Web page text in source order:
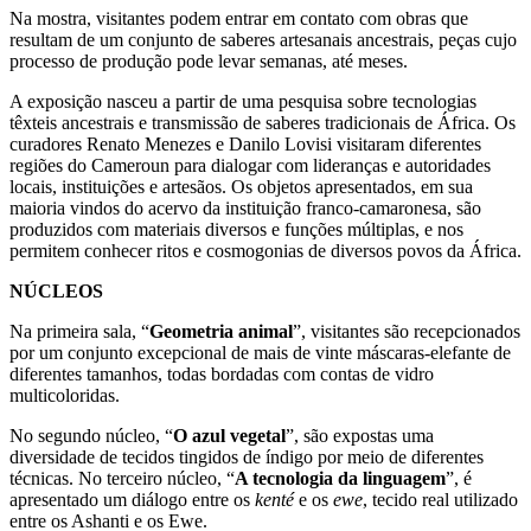
Na mostra, visitantes podem entrar em contato com obras que
resultam de um conjunto de saberes artesanais ancestrais, peças cujo
processo de produção pode levar semanas, até meses.
A exposição nasceu a partir de uma pesquisa sobre tecnologias
têxteis ancestrais e transmissão de saberes tradicionais de África. Os
curadores Renato Menezes e Danilo Lovisi visitaram diferentes
regiões do Cameroun para dialogar com lideranças e autoridades
locais, instituições e artesãos. Os objetos apresentados, em sua
maioria vindos do acervo da instituição franco-camaronesa, são
produzidos com materiais diversos e funções múltiplas, e nos
permitem conhecer ritos e cosmogonias de diversos povos da África.
NÚCLEOS
Na primeira sala, “Geometria animal”, visitantes são recepcionados
por um conjunto excepcional de mais de vinte máscaras-elefante de
diferentes tamanhos, todas bordadas com contas de vidro
multicoloridas.
No segundo núcleo, “O azul vegetal”, são expostas uma
diversidade de tecidos tingidos de índigo por meio de diferentes
técnicas. No terceiro núcleo, “A tecnologia da linguagem”, é
apresentado um diálogo entre os kentée os ewe, tecido real utilizado
entre os Ashanti e os Ewe.